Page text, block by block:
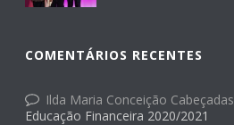
COMENTÁRIOS RECENTES
Ilda Maria Conceição Cabeçadas
Educação Financeira 2020/2021